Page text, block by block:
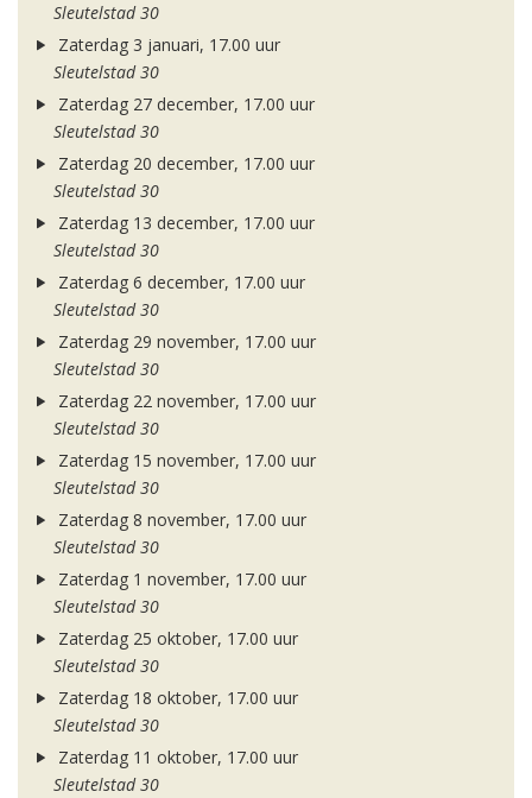
Sleutelstad 30
Zaterdag 3 januari, 17.00 uur
Sleutelstad 30
Zaterdag 27 december, 17.00 uur
Sleutelstad 30
Zaterdag 20 december, 17.00 uur
Sleutelstad 30
Zaterdag 13 december, 17.00 uur
Sleutelstad 30
Zaterdag 6 december, 17.00 uur
Sleutelstad 30
Zaterdag 29 november, 17.00 uur
Sleutelstad 30
Zaterdag 22 november, 17.00 uur
Sleutelstad 30
Zaterdag 15 november, 17.00 uur
Sleutelstad 30
Zaterdag 8 november, 17.00 uur
Sleutelstad 30
Zaterdag 1 november, 17.00 uur
Sleutelstad 30
Zaterdag 25 oktober, 17.00 uur
Sleutelstad 30
Zaterdag 18 oktober, 17.00 uur
Sleutelstad 30
Zaterdag 11 oktober, 17.00 uur
Sleutelstad 30